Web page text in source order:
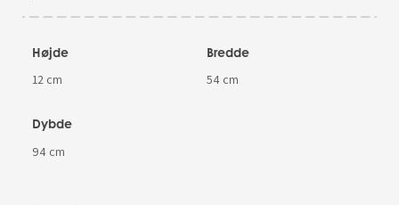
Højde
12 cm
Bredde
54 cm
Dybde
94 cm